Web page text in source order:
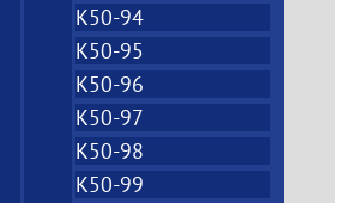
К50-94
К50-95
К50-96
К50-97
К50-98
К50-99